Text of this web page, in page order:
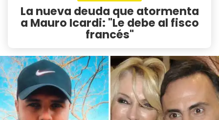
La nueva deuda que atormenta
a Mauro Icardi: "Le debe al fisco
francés"